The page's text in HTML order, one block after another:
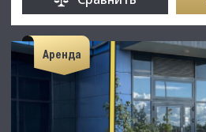
Аренда